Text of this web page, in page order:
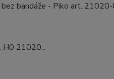
bez bandáže - Piko art.
21020...